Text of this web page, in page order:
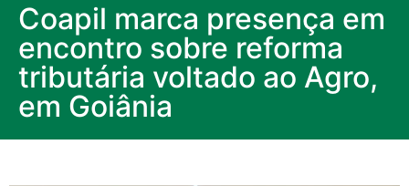
Coapil marca presença em
encontro sobre reforma
tributária voltado ao Agro,
em Goiânia